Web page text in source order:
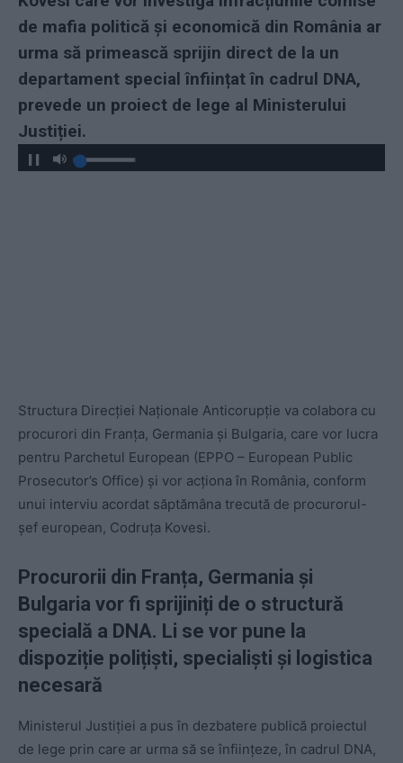
de mafia politică și economică din România ar
urma să primească sprijin direct de la un
departament special înființat în cadrul DNA,
prevede un proiect de lege al Ministerului
Justiției.
Structura Direcției Naționale Anticorupție va colabora cu
procurori din Franța, Germania și Bulgaria, care vor lucra
pentru Parchetul European (EPPO – European Public
Prosecutor’s Office) și vor acționa în România, conform
unui interviu acordat săptămâna trecută de procurorul-
șef european, Codruța Kovesi.
Procurorii din Franța, Germania și
Bulgaria vor fi sprijiniți de o structură
specială a DNA. Li se vor pune la
dispoziție polițiști, specialiști și logistica
necesară
Ministerul Justiției a pus în dezbatere publică proiectul
de lege prin care ar urma să se înființeze, în cadrul DNA,